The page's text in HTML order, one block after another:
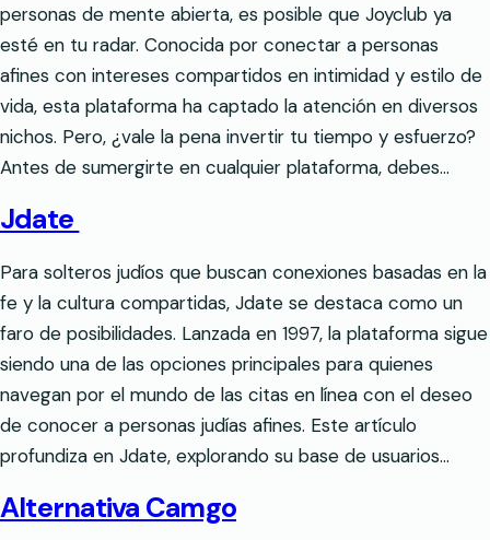
personas de mente abierta, es posible que Joyclub ya
esté en tu radar. Conocida por conectar a personas
afines con intereses compartidos en intimidad y estilo de
vida, esta plataforma ha captado la atención en diversos
nichos. Pero, ¿vale la pena invertir tu tiempo y esfuerzo?
Antes de sumergirte en cualquier plataforma, debes…
Jdate
Para solteros judíos que buscan conexiones basadas en la
fe y la cultura compartidas, Jdate se destaca como un
faro de posibilidades. Lanzada en 1997, la plataforma sigue
siendo una de las opciones principales para quienes
navegan por el mundo de las citas en línea con el deseo
de conocer a personas judías afines. Este artículo
profundiza en Jdate, explorando su base de usuarios…
Alternativa Camgo